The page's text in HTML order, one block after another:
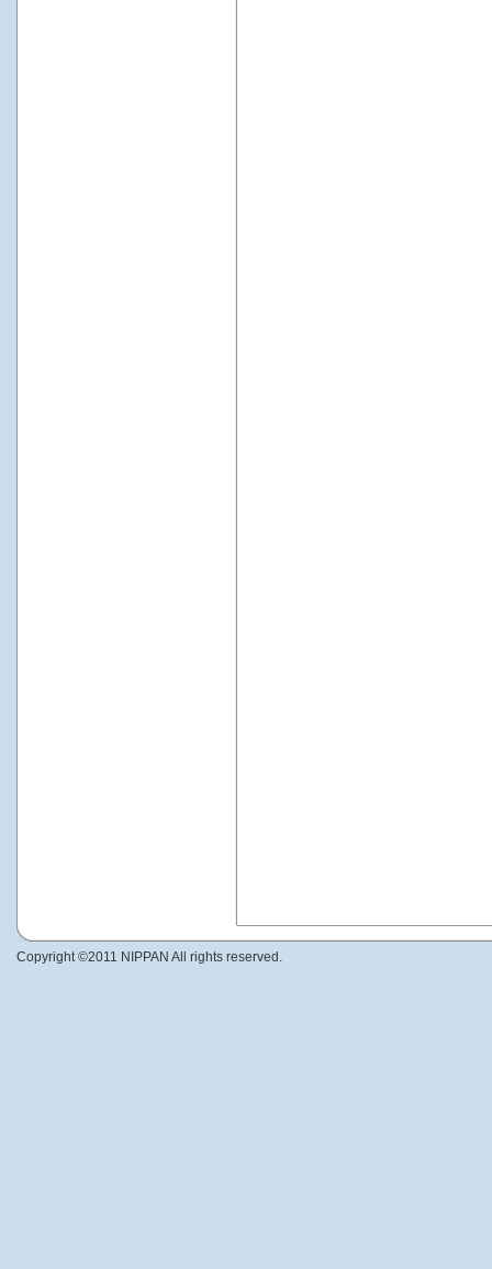
Copyright ©2011 NIPPAN All rights reserved.